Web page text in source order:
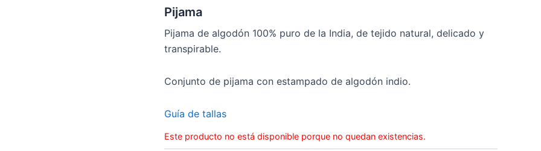
Pijama
Pijama de algodón 100% puro de la India, de tejido natural, delicado y
transpirable.
Conjunto de pijama con estampado de algodón indio.
Guía de tallas
Este producto no está disponible porque no quedan existencias.